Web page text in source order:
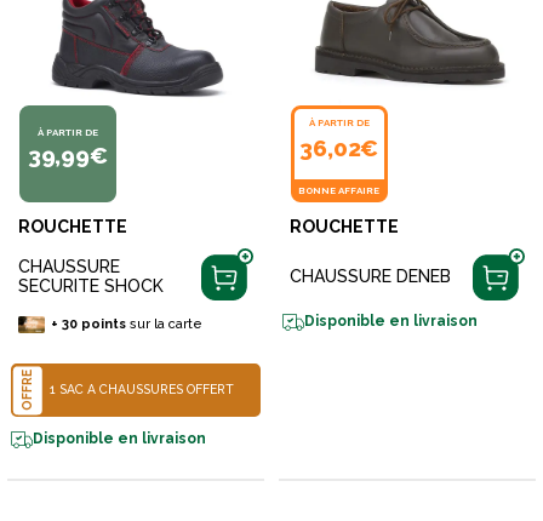
À PARTIR DE
39,99€
ROUCHETTE
CHAUSSURE
SECURITE SHOCK
+ 30pointssur la carte
OFFRE 1 SAC À CHAUSSURES OFFERT
Disponible en livraison
À PARTIR DE
36,02€
BONNE AFFAIRE
ROUCHETTE
CHAUSSURE DENEB
Disponible en livraison